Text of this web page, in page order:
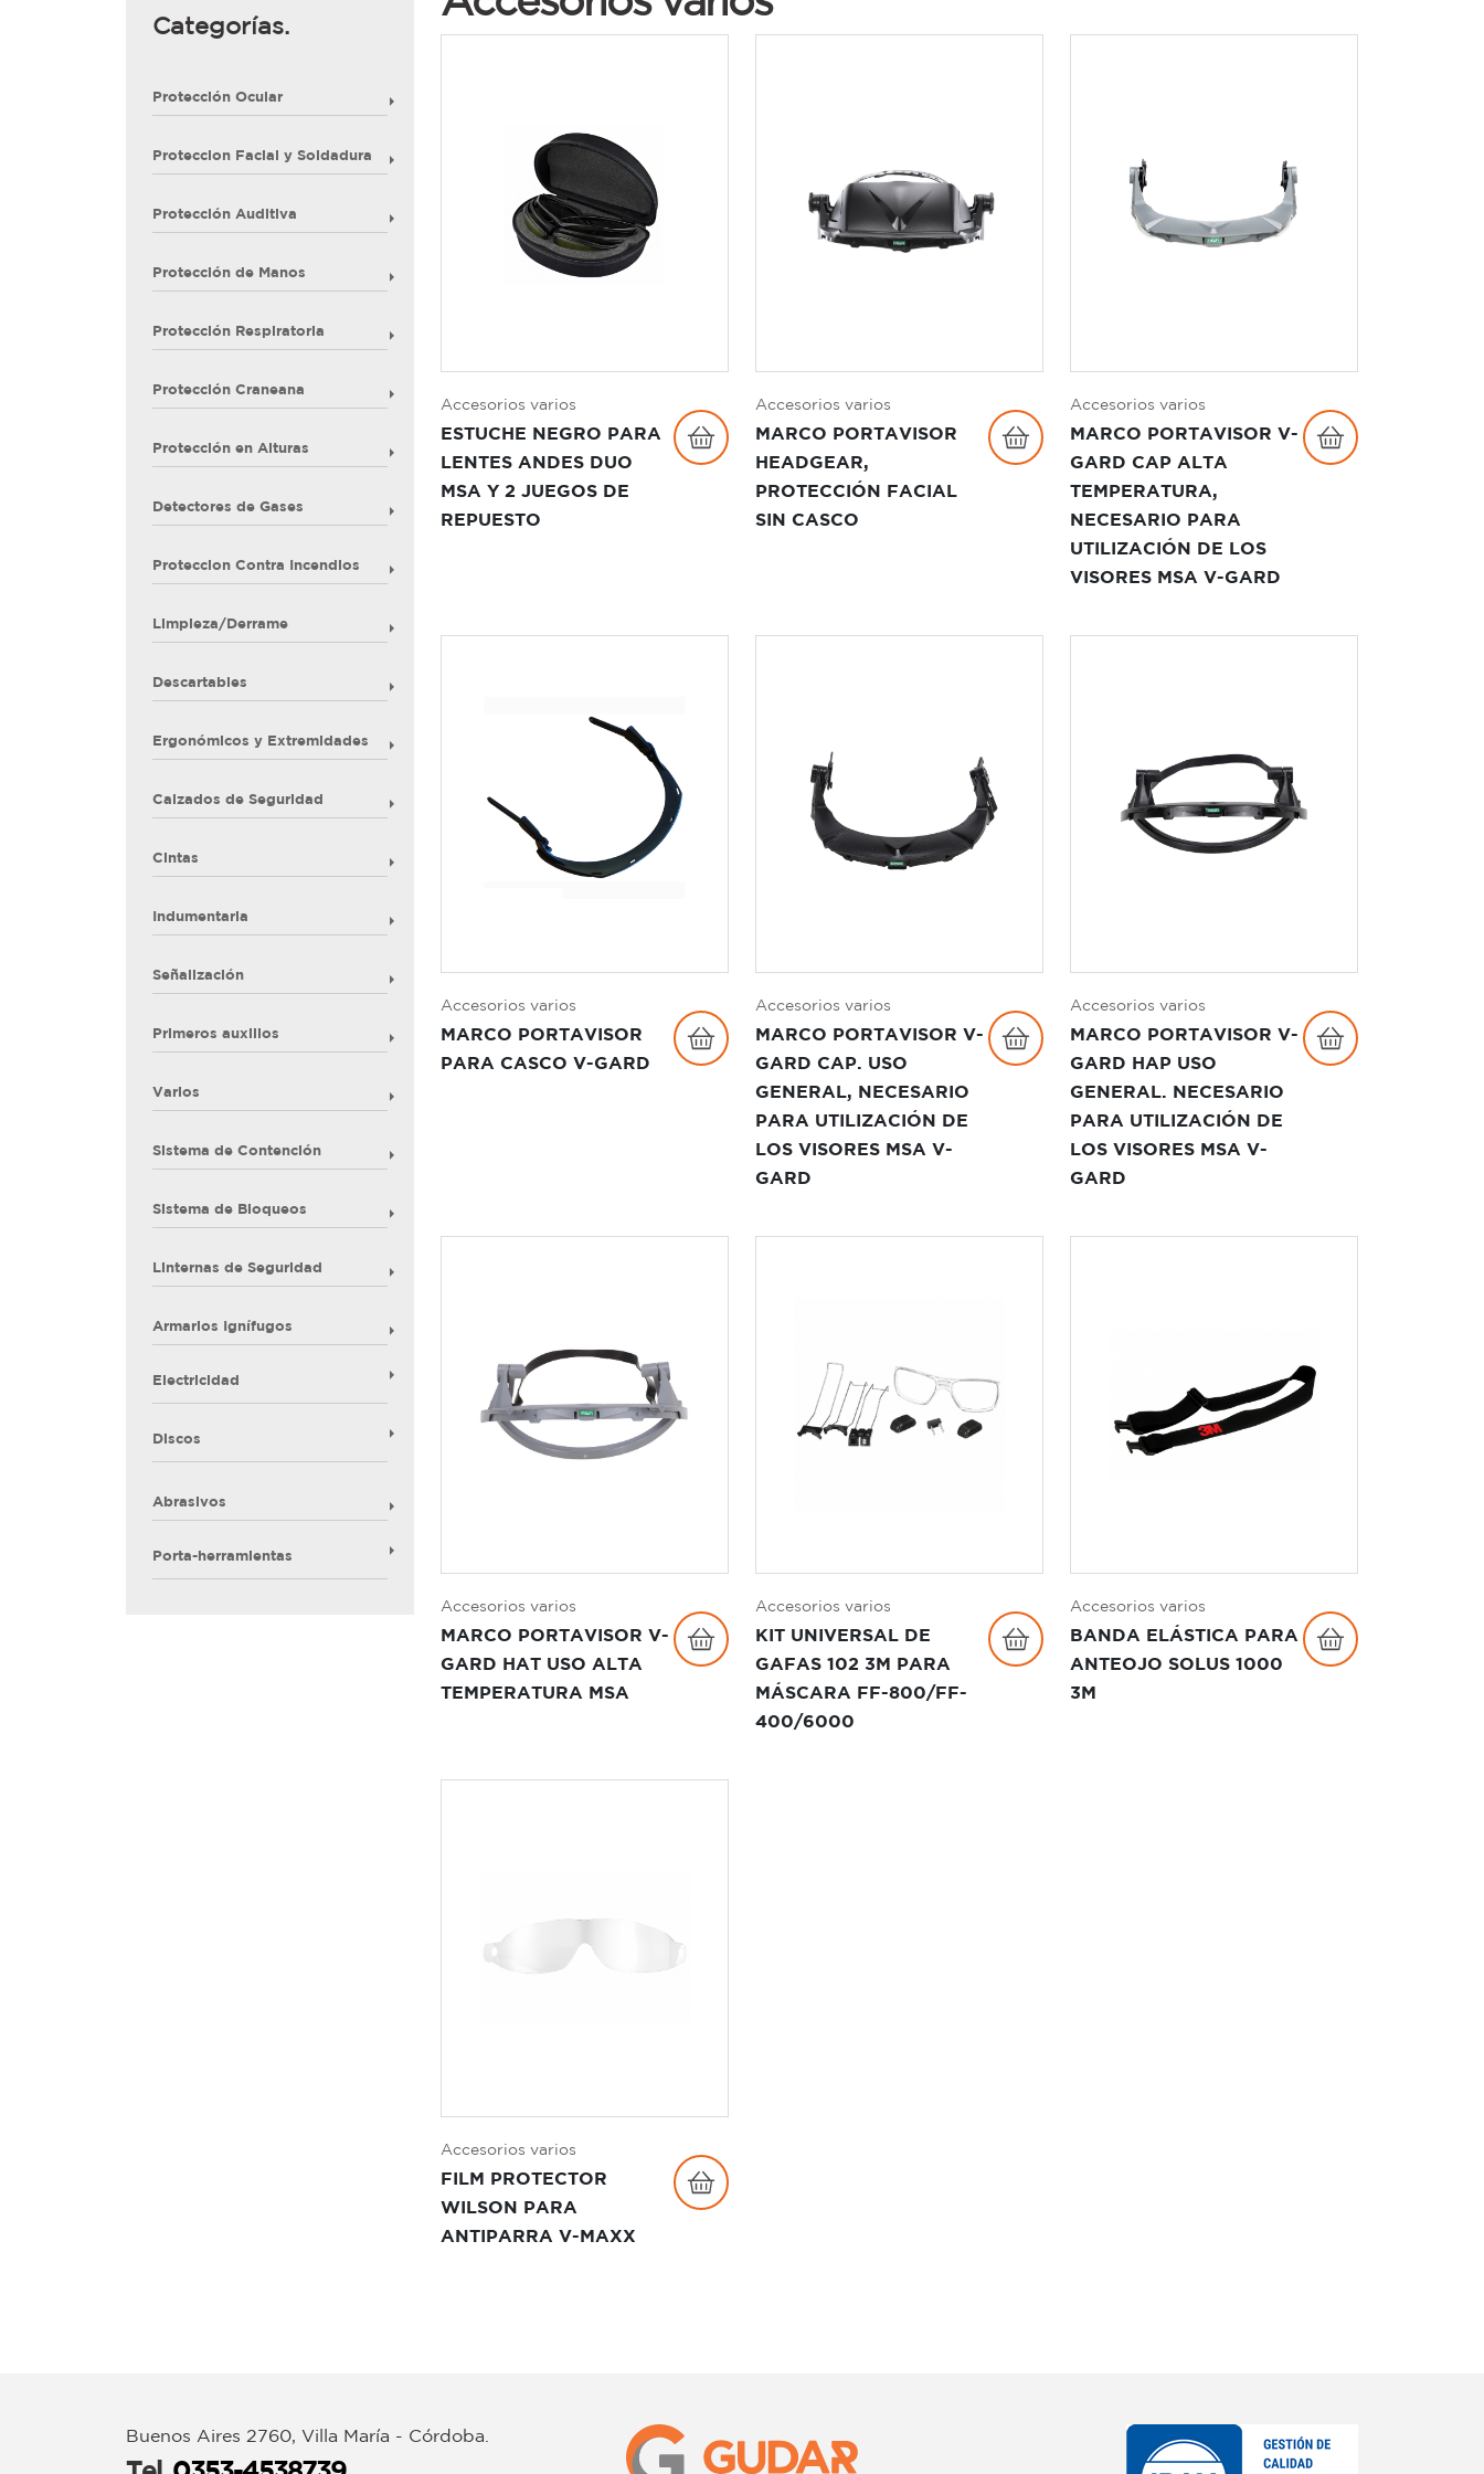
Categorías.
Protección Ocular
Proteccion Facial y Soldadura
Protección Auditiva
Protección de Manos
Protección Respiratoria
Protección Craneana
Protección en Alturas
Detectores de Gases
Proteccion Contra Incendios
Limpieza/Derrame
Descartables
Ergonómicos y Extremidades
Calzados de Seguridad
Cintas
Indumentaria
Señalización
Primeros auxilios
Varios
Sistema de Contención
Sistema de Bloqueos
Linternas de Seguridad
Armarios Ignífugos
Electricidad
Discos
Abrasivos
Porta-herramientas
Accesorios varios
ESTUCHE NEGRO PARA
LENTES ANDES DUO
MSA Y 2 JUEGOS DE
REPUESTO
Accesorios varios
MARCO PORTAVISOR
HEADGEAR,
PROTECCIÓN FACIAL
SIN CASCO
Accesorios varios
MARCO PORTAVISOR V-
GARD CAP ALTA
TEMPERATURA,
NECESARIO PARA
UTILIZACIÓN DE LOS
VISORES MSA V-GARD
Accesorios varios
MARCO PORTAVISOR
PARA CASCO V-GARD
Accesorios varios
MARCO PORTAVISOR V-
GARD CAP. USO
GENERAL, NECESARIO
PARA UTILIZACIÓN DE
LOS VISORES MSA V-
GARD
Accesorios varios
MARCO PORTAVISOR V-
GARD HAP USO
GENERAL. NECESARIO
PARA UTILIZACIÓN DE
LOS VISORES MSA V-
GARD
Accesorios varios
MARCO PORTAVISOR V-
GARD HAT USO ALTA
TEMPERATURA MSA
Accesorios varios
KIT UNIVERSAL DE
GAFAS 102 3M PARA
MÁSCARA FF-800/FF-
400/6000
Accesorios varios
BANDA ELÁSTICA PARA
ANTEOJO SOLUS 1000
3M
Accesorios varios
FILM PROTECTOR
WILSON PARA
ANTIPARRA V-MAXX
Buenos Aires 2760, Villa María - Córdoba.